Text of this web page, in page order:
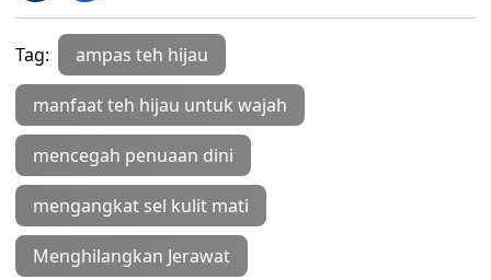
Tag: ampas teh hijau
manfaat teh hijau untuk wajah
mencegah penuaan dini
mengangkat sel kulit mati
Menghilangkan Jerawat